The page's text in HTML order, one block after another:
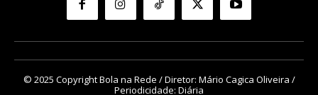
© 2025 Copyright Bola na Rede / Diretor: Mário Cagica Oliveira /
Periodicidade: Diária